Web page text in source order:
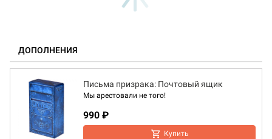
ДОПОЛНЕНИЯ
Письма призрака: Почтовый ящик
Мы арестовали не того!
990 ₽
Купить